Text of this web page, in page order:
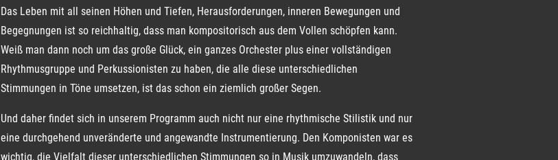
Das Leben mit all seinen Höhen und Tiefen, Herausforderungen, inneren Bewegungen und
Begegnungen ist so reichhaltig, dass man kompositorisch aus dem Vollen schöpfen kann.
Weiß man dann noch um das große Glück, ein ganzes Orchester plus einer vollständigen
Rhythmusgruppe und Perkussionisten zu haben, die alle diese unterschiedlichen
Stimmungen in Töne umsetzen, ist das schon ein ziemlich großer Segen.
Und daher findet sich in unserem Programm auch nicht nur eine rhythmische Stilistik und nur
eine durchgehend unveränderte und angewandte Instrumentierung. Den Komponisten war es
wichtig, die Vielfalt dieser unterschiedlichen Stimmungen so in Musik umzuwandeln, dass